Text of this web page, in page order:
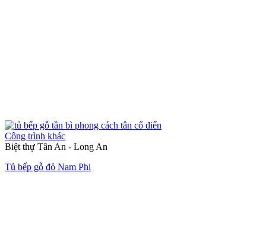
Công trình khác
Biệt thự Tân An - Long An
Tủ bếp gỗ đỏ Nam Phi